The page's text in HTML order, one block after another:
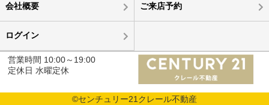
会社概要 ご来店予約
ログイン
営業時間 10:00～19:00
定休日 水曜定休
©センチュリー21クレール不動産